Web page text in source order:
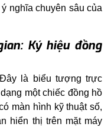
nghĩa chuyên sâu của
Ký hiệu đồng
là biểu tượng trực
một chiếc đồng hồ
màn hình kỹ thuật số,
hiển thị trên mặt máy